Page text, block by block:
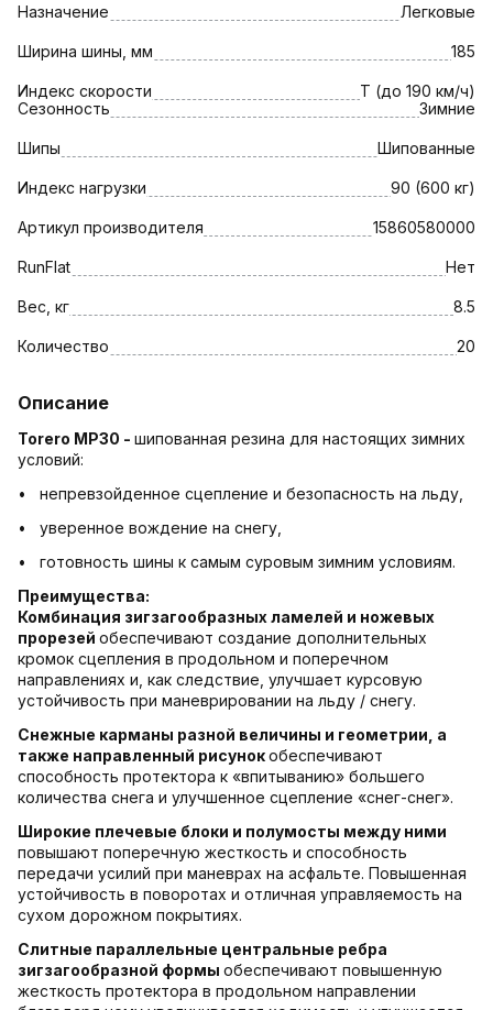
Назначение Легковые
Ширина шины, мм 185
Индекс скорости
T (до 190 км/ч)
Сезонность
Зимние
Шипы Шипованные
Индекс нагрузки 90 (600 кг)
Артикул производителя 15860580000
RunFlat Нет
Вес, кг 8.5
Количество 20
Описание
Torero MP30 - шипованная резина для настоящих зимних
условий:
• непревзойденное сцепление и безопасность на льду,
• уверенное вождение на снегу,
• готовность шины к самым суровым зимним условиям.
Преимущества:
Комбинация зигзагообразных ламелей и ножевых
прорезей обеспечивают создание дополнительных
кромок сцепления в продольном и поперечном
направлениях и, как следствие, улучшает курсовую
устойчивость при маневрировании на льду / снегу.
Снежные карманы разной величины и геометрии, а
также направленный рисунокобеспечивают
способность протектора к «впитыванию» большего
количества снега и улучшенное сцепление «снег-снег».
Широкие плечевые блоки и полумосты между ними
повышают поперечную жесткость и способность
передачи усилий при маневрах на асфальте. Повышенная
устойчивость в поворотах и отличная управляемость на
сухом дорожном покрытиях.
Слитные параллельные центральные ребра
зигзагообразной формы обеспечивают повышенную
жесткость протектора в продольном направлении